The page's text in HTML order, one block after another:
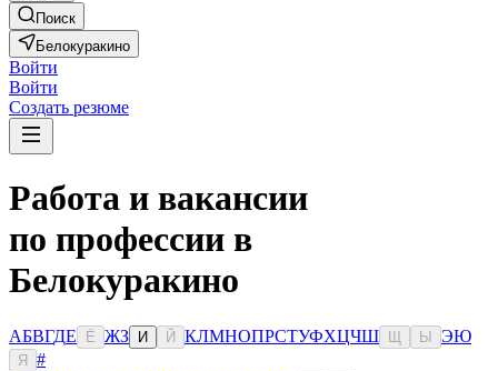
Поиск
Белокуракино
Войти
Войти
Создать резюме
Работа и вакансии
по профессии в
Белокуракино
АБВГДЕ Ё ЖЗ И Й КЛМНОПРСТУФХЦЧШ Ы ЭЮ
Я
#